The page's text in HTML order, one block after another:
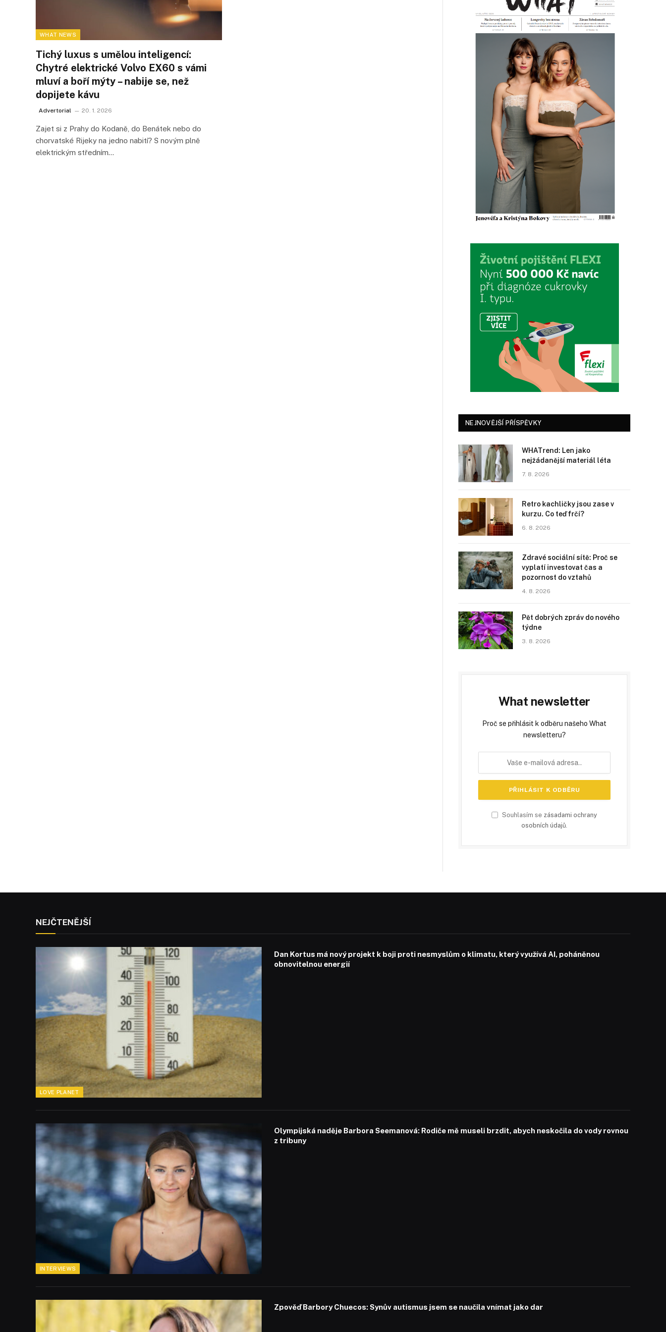
WHAT NEWS
Tichý luxus s umělou inteligencí:
Chytré elektrické Volvo EX60 s vámi
mluví a boří mýty – nabije se, než
dopijete kávu
Advertorial 20. 1. 2026
Zajet si z Prahy do Kodaně, do Benátek nebo do
chorvatské Rijeky na jedno nabití? S novým plně
elektrickým středním…
NEJNOVĚJŠÍ PŘÍSPĚVKY
WHATrend: Len jako
nejžádanější materiál léta
7. 8. 2026
Retro kachličky jsou zase v
kurzu. Co teď frčí?
6. 8. 2026
Zdravé sociální sítě: Proč se
vyplatí investovat čas a
pozornost do vztahů
4. 8. 2026
Pět dobrých zpráv do nového
týdne
3. 8. 2026
What newsletter
Proč se přihlásit k odběru našeho What
newsletteru?
Souhlasím se zásadami ochrany
osobních údajů
NEJČTENĚJŠÍ
LOVE PLANET
Dan Kortus má nový projekt k boji proti nesmyslům o klimatu, který využívá AI, poháněnou
obnovitelnou energií
INTERVIEWS
Olympijská naděje Barbora Seemanová: Rodiče mě museli brzdit, abych neskočila do vody rovnou
z tribuny
Zpověď Barbory Chuecos: Synův autismus jsem se naučila vnímat jako dar